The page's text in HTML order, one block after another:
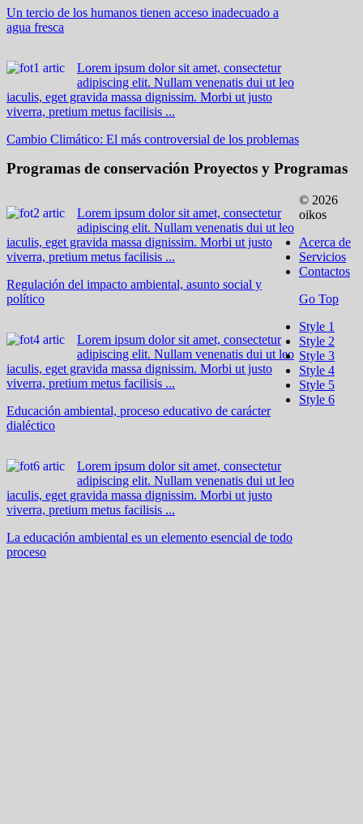
Un tercio de los humanos tienen acceso inadecuado a
agua fresca
Lorem ipsum dolor sit amet, consectetur
adipiscing elit. Nullam venenatis dui ut leo
iaculis, eget gravida massa dignissim. Morbi ut justo
viverra, pretium metus facilisis ...
Cambio Climático: El más controversial de los problemas
Programas de conservación Proyectos y Programas
Lorem ipsum dolor sit amet, consectetur
adipiscing elit. Nullam venenatis dui ut leo
iaculis, eget gravida massa dignissim. Morbi ut justo
viverra, pretium metus facilisis ...
Regulación del impacto ambiental, asunto social y
político
Lorem ipsum dolor sit amet, consectetur
adipiscing elit. Nullam venenatis dui ut leo
iaculis, eget gravida massa dignissim. Morbi ut justo
viverra, pretium metus facilisis ...
Educación ambiental, proceso educativo de carácter
dialéctico
Lorem ipsum dolor sit amet, consectetur
adipiscing elit. Nullam venenatis dui ut leo
iaculis, eget gravida massa dignissim. Morbi ut justo
viverra, pretium metus facilisis ...
La educación ambiental es un elemento esencial de todo
proceso
© 2026
oikos
Acerca de
Servicios
Contactos
Go Top
Style 1
Style 2
Style 3
Style 4
Style 5
Style 6